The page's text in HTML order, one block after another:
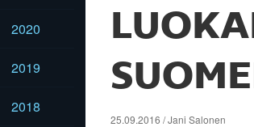
2020
2019
2018
25.09.2016 / Jani Salonen